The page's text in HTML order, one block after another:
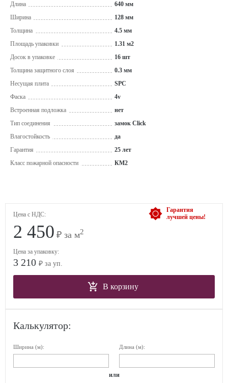
Длина
640 мм
Ширина
128 мм
Толщина
4.5 мм
Площадь упаковки
1.31 м2
Досок в упаковке
16 шт
Толщина защитного слоя
0.3 мм
Несущая плита
SPC
Фаска
4v
Встроенная подложка
нет
Тип соединения
замок Click
Влагостойкость
да
Гарантия
25 лет
Класс пожарной опасности
КМ2
Гарантия
лучшей цены!
Цена с НДС:
2 450 ₽ за м2
Цена за упаковку:
3 210 ₽ за уп.
В корзину
Калькулятор:
Ширина (м): Длина (м):
или